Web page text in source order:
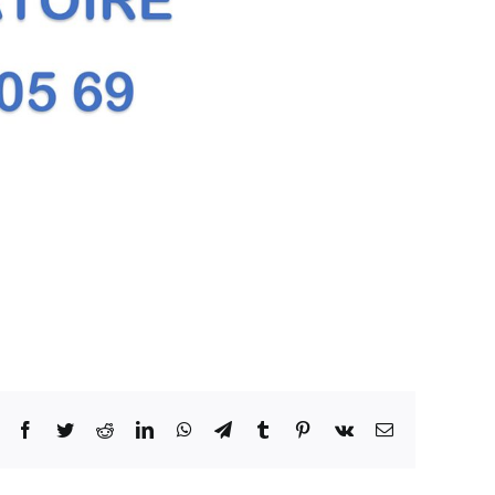
Facebook
TwitterRedditLinkedInWhatsApp
TelegramTumblr Pinterest
Vk Email